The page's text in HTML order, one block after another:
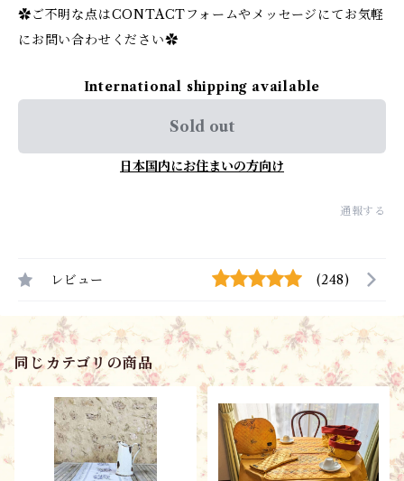
✿ご不明な点はCONTACTフォームやメッセージにてお気軽
にお問い合わせください✿
International shipping available
Sold out
日本国内にお住まいの方向け
通報する
レビュー (248)
同じカテゴリの商品